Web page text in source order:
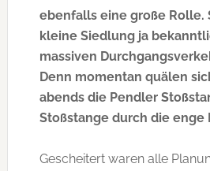
ebenfalls eine große Rolle.
kleine Siedlung ja
massiven
Denn momentan quälen
abends die Pendler
Stoßstange durch die enge
Gescheitert waren alle